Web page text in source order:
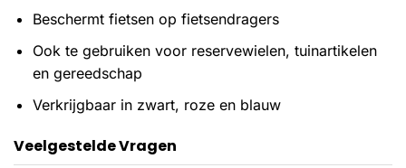
Beschermt fietsen op fietsendragers
Ook te gebruiken voor reservewielen, tuinartikelen
en gereedschap
Verkrijgbaar in zwart, roze en blauw
Veelgestelde Vragen